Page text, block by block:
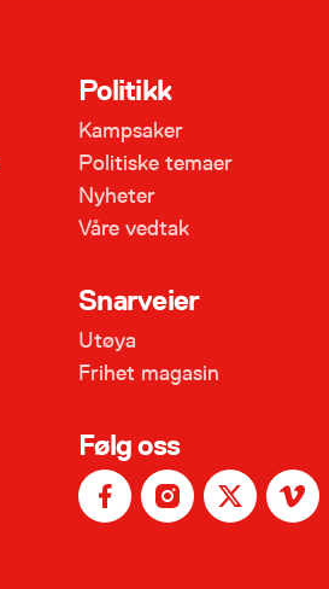
Politikk
Kampsaker
Politiske temaer
Nyheter
Våre vedtak
Snarveier
Utøya
Frihet magasin
Følg oss